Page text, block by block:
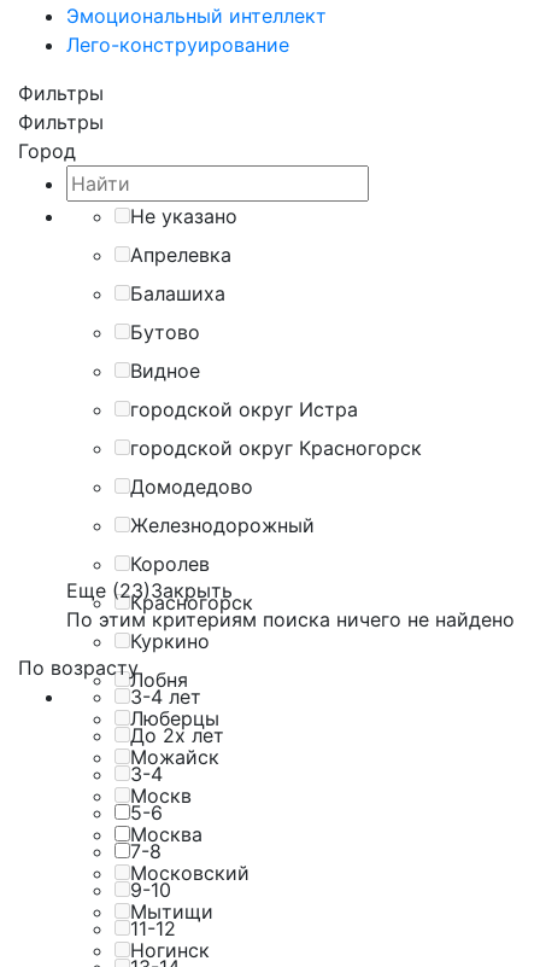
Эмоциональный интеллект
Лего-конструирование
Фильтры
Фильтры
Город
Не указано
Апрелевка
Балашиха
Бутово
Видное
городской округ Истра
городской округ Красногорск
Домодедово
Железнодорожный
Королев
Красногорск
Куркино
Лобня
Люберцы
Можайск
Москв
Москва
Московский
Мытищи
Ногинск
Еще (23)Закрыть
По этим критериям поиска ничего не найдено
По возрасту
3-4 лет
До 2х лет
3-4
5-6
7-8
9-10
11-12